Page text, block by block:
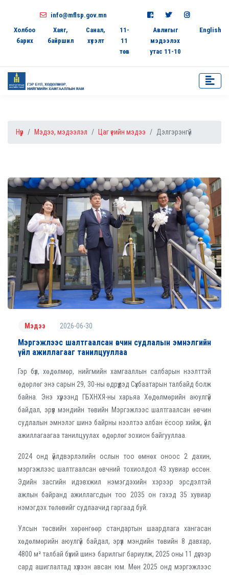
info@mflsp.gov.mn
Холбоо
барих
Хаяг,
байршил
Санал,
хүсэлт
11-
11
төв
Авлигыг
мэдээлэх
утас 11-10
English
Нүүр Мэдээ, мэдээлэл Цаг үеийн мэдээ Дэлгэрэнгүй
Мэдээ 2026-06-30
Мэргэжлээс шалтгаалсан өвчин судлалын эмнэлгийн
үйл ажиллагааг танилцууллаа
Гэр бүл, хөдөлмөр, нийгмийн хамгааллын салбарын нээлттэй
өдөрлөг энэ сарын 29, 30-ны өдрүүдэд Сүхбаатарын талбайд болж
байна. Энэ хүрээнд ГБХНХЯ-ны харьяа Хөдөлмөрийн аюулгүй
байдал, эрүүл мэндийн төвийн Мэргэжлээс шалтгаалсан өвчин
судлалын эмнэлэг шинэ байрны нээлтээ албан ёсоор хийж, үйл
ажиллагаагаа танилцуулах өдөрлөг зохион байгууллаа.
2024 онд үйлдвэрлэлийн ослын тоо өмнөх оноос 2 дахин,
мэргэжлээс шалтгаалсан өвчний тохиолдол 43 хувиар өссөн.
Эдийн засгийн идэвхжил нэмэгдэхийн хэрээр эрсдэлтэй
ажлын байранд ажиллагсдын тоо 2035 он гэхэд 35 хувиар
нэмэгдэх төлөвийг судлаачид гаргаад буй.
Улсын төсвийн хөрөнгөөр стандартын шаардлага хангасан
хөдөлмөрийн аюулгүй байдал, эрүүл мэндийн төвийн 8 давхар,
4800 м² талбай бүхий шинэ барилгыг бариулж, 2025 оны 11 дүгээр
сард ашиглалтад хүлээн авсан юм. Мөн 2025 онд мэргэжлээс